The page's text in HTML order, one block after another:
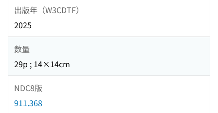
出版年（W3CDTF）
2025
数量
29p ; 14×14cm
NDC8版
911.368